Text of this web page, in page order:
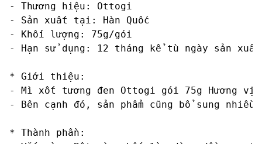
- Thương hiệu: Ottogi
- Sản xuất tại: Hàn Quốc
- Khối lượng: 75g/gói
- Hạn sử dụng: 12 tháng kể tù ngày sản xuất
* Giới thiệu:
- Mì xốt tương đen Ottogi gói 75g Hương vị
- Bên cạnh đó, sản phẩm cũng bổ sung
* Thành phần: